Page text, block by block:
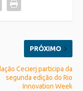
PRÓXIMO
Cecierj participa da
segunda edição do Rio
Innovation Week